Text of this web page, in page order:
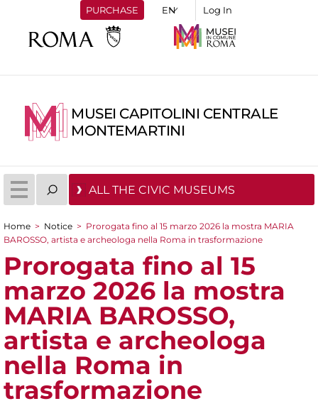
PURCHASE Log In
MUSEI CAPITOLINI CENTRALE
MONTEMARTINI
ALL THE CIVIC MUSEUMS
You are here
Home > Notice > Prorogata fino al 15 marzo 2026 la mostra MARIA
BAROSSO, artista e archeologa nella Roma in trasformazione
Prorogata fino al 15
marzo 2026 la mostra
MARIA BAROSSO,
artista e archeologa
nella Roma in
trasformazione